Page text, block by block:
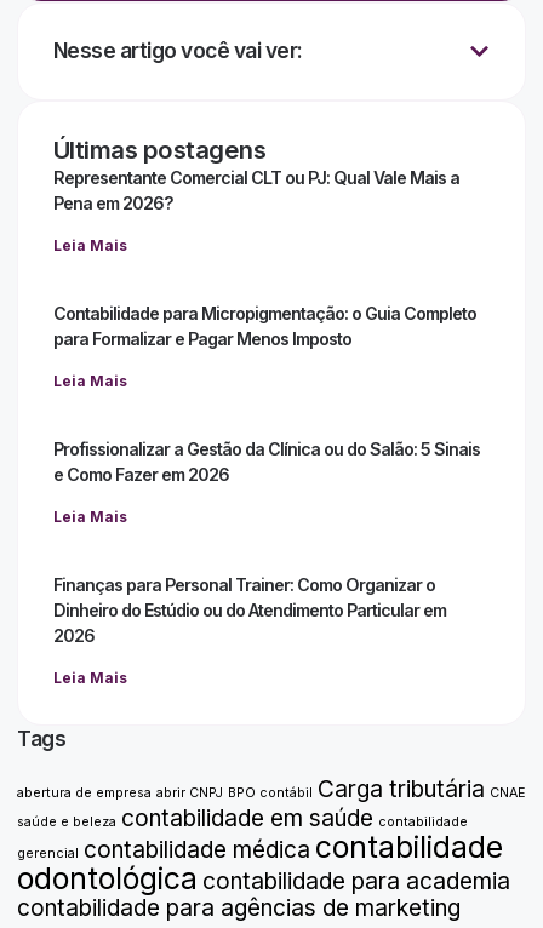
Nesse artigo você vai ver:
Últimas postagens
Representante Comercial CLT ou PJ: Qual Vale Mais a
Pena em 2026?
Leia Mais
Contabilidade para Micropigmentação: o Guia Completo
para Formalizar e Pagar Menos Imposto
Leia Mais
Profissionalizar a Gestão da Clínica ou do Salão: 5 Sinais
e Como Fazer em 2026
Leia Mais
Finanças para Personal Trainer: Como Organizar o
Dinheiro do Estúdio ou do Atendimento Particular em
2026
Leia Mais
Tags
abertura de empresa abrir CNPJ BPO contábil Carga tributária CNAE
saúde e beleza contabilidade em saúde contabilidade
gerencial
contabilidade médica contabilidade
odontológica contabilidade para academia
contabilidade para agências de marketing